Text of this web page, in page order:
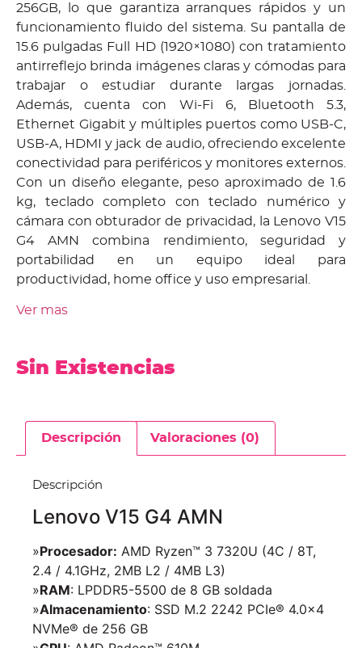
256GB, lo que garantiza arranques rápidos y un
funcionamiento fluido del sistema. Su pantalla de
15.6 pulgadas Full HD (1920×1080) con tratamiento
antirreflejo brinda imágenes claras y cómodas para
trabajar o estudiar durante largas jornadas.
Además, cuenta con Wi-Fi 6, Bluetooth 5.3,
Ethernet Gigabit y múltiples puertos como USB-C,
USB-A, HDMI y jack de audio, ofreciendo excelente
conectividad para periféricos y monitores externos.
Con un diseño elegante, peso aproximado de 1.6
kg, teclado completo con teclado numérico y
cámara con obturador de privacidad, la Lenovo V15
G4 AMN combina rendimiento, seguridad y
portabilidad en un equipo ideal para
productividad, home office y uso empresarial.
Ver mas
Sin Existencias
Descripción Valoraciones (0)
Descripción
Lenovo V15 G4 AMN
»Procesador: AMD Ryzen™ 3 7320U (4C / 8T,
2.4 / 4.1GHz, 2MB L2 / 4MB L3)
»RAM: LPDDR5-5500 de 8 GB soldada
»Almacenamiento: SSD M.2 2242 PCIe® 4.0×4
NVMe® de 256 GB